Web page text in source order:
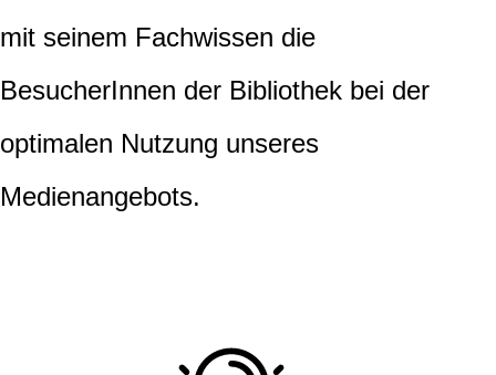
mit seinem Fachwissen die
BesucherInnen der Bibliothek bei der
optimalen Nutzung unseres
Medienangebots.